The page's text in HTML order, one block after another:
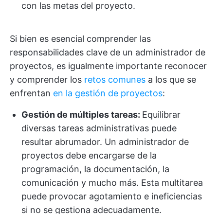
con las metas del proyecto.
Si bien es esencial comprender las
responsabilidades clave de un administrador de
proyectos, es igualmente importante reconocer
y comprender los retos comunes a los que se
enfrentan en la gestión de proyectos:
Gestión de múltiples tareas: Equilibrar
diversas tareas administrativas puede
resultar abrumador. Un administrador de
proyectos debe encargarse de la
programación, la documentación, la
comunicación y mucho más. Esta multitarea
puede provocar agotamiento e ineficiencias
si no se gestiona adecuadamente.